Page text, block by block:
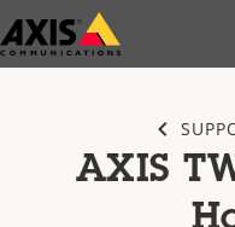
Salta
al
AXIS